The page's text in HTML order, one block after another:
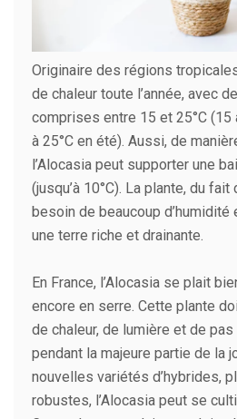
Originaire des régions
de chaleur toute l’année, avec
comprises entre 15 et 25°C (15
à 25°C en été). Aussi, de
l’Alocasia peut supporter une
(jusqu’à 10°C). La plante, du
besoin de beaucoup
une terre riche et drainante.
En France, l’Alocasia se plait
encore en serre. Cette plante
de chaleur, de lumière et de pas
pendant la majeure partie de la
nouvelles variétés d’hybrides,
robustes, l’Alocasia peut se